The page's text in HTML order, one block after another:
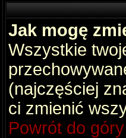
Jak mogę
Wszystkie
(najczęściej
ci zmienić
Powrót do góry